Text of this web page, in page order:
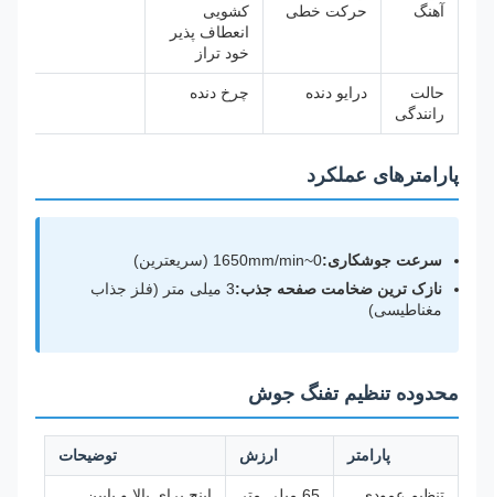
آهنگ
حرکت خطی
کشویی
انعطاف پذیر
خود تراز
حالت
رانندگی
درایو دنده چرخ دنده
پارامترهای عملکرد
سرعت جوشکاری:0~1650mm/min (سریعترین)
نازک ترین ضخامت صفحه جذب:
3 میلی متر (فلز جذاب
مغناطیسی)
محدوده تنظیم تفنگ جوش
پارامتر ارزش توضیحات